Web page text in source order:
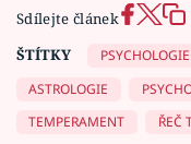
Sdílejte článek
ŠTÍTKY
PSYCHOLOGIE
ASTROLOGIE
TEMPERAMENT
ŘEČ